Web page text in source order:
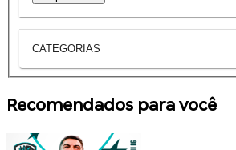
CATEGORIAS
Recomendados para você